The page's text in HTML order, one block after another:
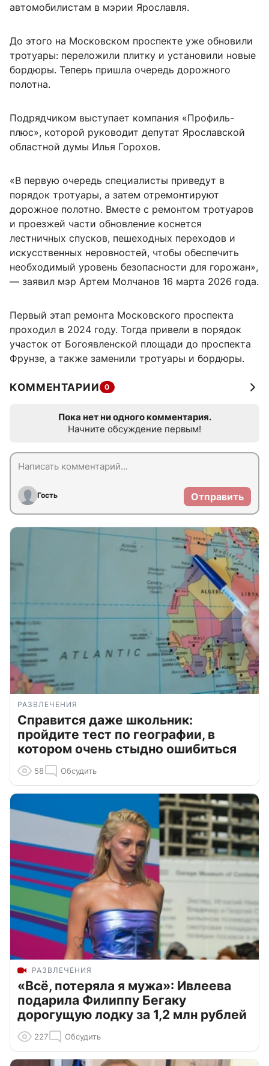
автомобилистам в мэрии Ярославля.
До этого на Московском проспекте уже обновили
тротуары: переложили плитку и установили новые
бордюры. Теперь пришла очередь дорожного
полотна.
Подрядчиком выступает компания «Профиль-
плюс», которой руководит депутат Ярославской
областной думы Илья Горохов.
«В первую очередь специалисты приведут в
порядок тротуары, а затем отремонтируют
дорожное полотно. Вместе с ремонтом тротуаров
и проезжей части обновление коснется
лестничных спусков, пешеходных переходов и
искусственных неровностей, чтобы обеспечить
необходимый уровень безопасности для горожан»,
— заявил мэр Артем Молчанов 16 марта 2026 года.
Первый этап ремонта Московского проспекта
проходил в 2024 году. Тогда привели в порядок
участок от Богоявленской площади до проспекта
Фрунзе, а также заменили тротуары и бордюры.
КОММЕНТАРИИ 0
Пока нет ни одного комментария.
Начните обсуждение первым!
Гость Отправить
РАЗВЛЕЧЕНИЯ
Справится даже школьник:
пройдите тест по географии, в
котором очень стыдно ошибиться
58 Обсудить
РАЗВЛЕЧЕНИЯ
«Всё, потеряла я мужа»: Ивлеева
подарила Филиппу Бегаку
дорогущую лодку за 1,2 млн рублей
227 Обсудить